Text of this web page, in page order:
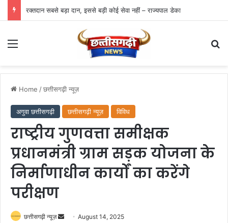
रक्तदान सबसे बड़ा दान, इससे बड़ी कोई सेवा नहीं – राज्यपाल डेका
Menu
Home /छत्तीसगढ़ी न्यूज़
अगुवा छत्तीसगढ़ी छत्तीसगढ़ी न्यूज़ विविध
राष्ट्रीय गुणवत्ता समीक्षक
प्रधानमंत्री ग्राम सड़क योजना के
निर्माणाधीन कार्यों का करेंगे
परीक्षण
छत्तीसगढ़ी न्यूज़
SendAugust 14, 2025